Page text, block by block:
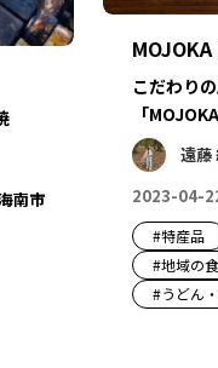
南市
こだわり
「
遠藤
2023-04-
#特産品
#地域の
#うどん